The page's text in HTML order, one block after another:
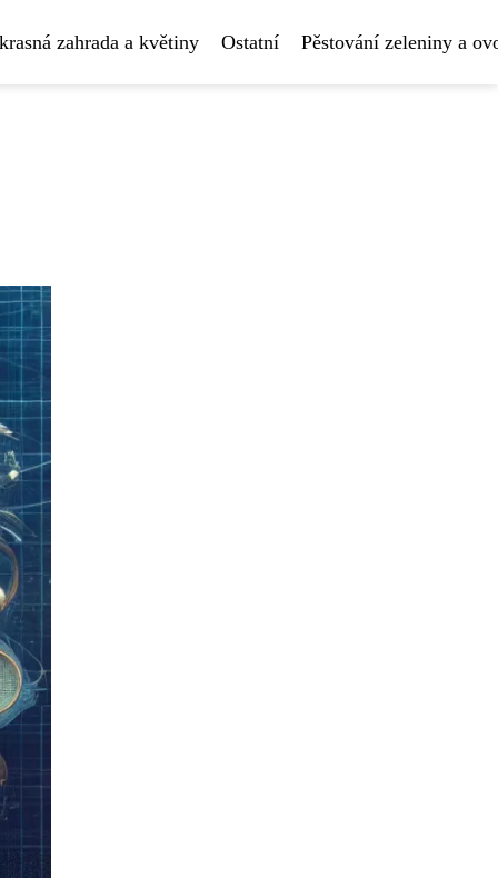
zahrada a květiny Ostatní Pěstování zeleniny a